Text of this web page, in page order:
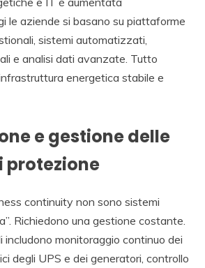
le aziende si basano su piattaforme
sistemi automatizzati,
e analisi dati avanzate. Tutto
energetica stabile e
e gestione delle
protezione
continuity non sono sistemi
Richiedono una gestione costante.
includono monitoraggio continuo dei
degli UPS e dei generatori, controllo